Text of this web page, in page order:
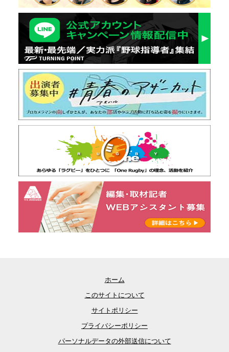
ホーム
このサイトについて
サイトポリシー
プライバシーポリシー
パーソナルデータの外部送信について